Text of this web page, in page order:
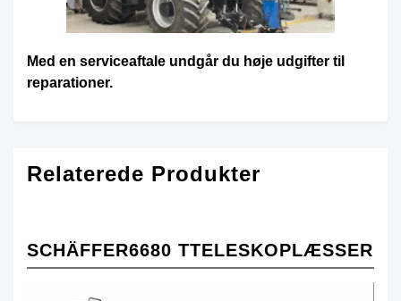
Med en serviceaftale undgår du høje udgifter til
reparationer.
Relaterede Produkter
SCHÄFFER6680 TTELESKOPLÆSSER